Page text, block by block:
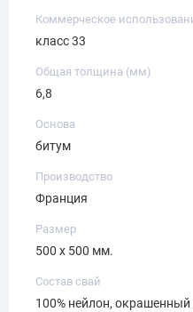
Коммерческое
класс 33
Общая толщина (мм)
6,8
Основа
битум
Производство
Франция
Размер
500 х 500 мм.
Состав свай
100% нейлон, окрашенный